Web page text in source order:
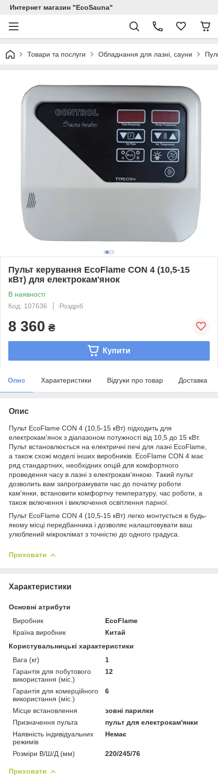
Интернет магазин "EcoSauna"
Товари та послуги Обладнання для лазні, сауни
Пульт керування EcoFlame CON 4 (10,5-15
кВт) для електрокам'янок
В наявності
Код: 107636
Роздріб
8 360 ₴
Купити
Опис Характеристики Відгуки про товар Доставка
Опис
Пульт EcoFlame CON 4 (10,5-15 кВт) підходить для
електрокам'янок з діапазоном потужності від 10,5 до 15 кВт.
Пульт встановлюється на електричні печі для лазні EcoFlame,
а також схожі моделі інших виробників. EcoFlame CON 4 має
ряд стандартних, необхідних опцій для комфортного
проведення часу в лазні з електрокам'янкою. Такий пульт
дозволить вам запрограмувати час до початку роботи
кам'янки, встановити комфортну температуру, час роботи, а
також включення і виключення освітлення парної.
Пульт EcoFlame CON 4 (10,5-15 кВт) легко монтується в будь-
якому місці передбанника і дозволяє налаштовувати ваш
улюблений мікроклімат з точністю до одного градуса.
Приховати
Характеристики
Основні атрибути
Виробник
EcoFlame
Країна виробник
Китай
Користувальницькі характеристики
Вага (кг)
1
Гарантія для побутового
використання (міс.)
12
Гарантія для комерційного
використання (міс.)
6
Місце встановлення
зовні парилки
Призначення пульта
пульт для електрокам'янки
Наявність індивідуальних
режимів
Немає
Розміри В/Ш/Д (мм) 220/245/76
Приховати